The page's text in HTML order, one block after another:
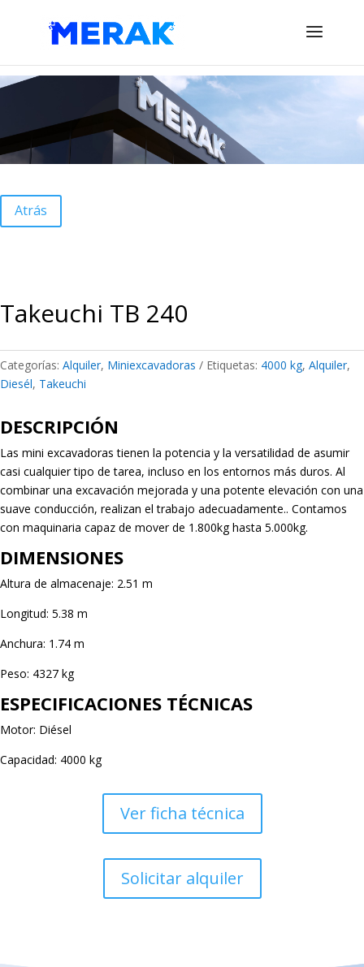
Atrás
Takeuchi TB 240
Categorías: Alquiler, Miniexcavadoras Etiquetas: 4000 kg, Alquiler,
Diesél, Takeuchi
DESCRIPCIÓN
Las mini excavadoras tienen la potencia y la versatilidad de asumir
casi cualquier tipo de tarea, incluso en los entornos más duros. Al
combinar una excavación mejorada y una potente elevación con una
suave conducción, realizan el trabajo adecuadamente.. Contamos
con maquinaria capaz de mover de 1.800kg hasta 5.000kg.
DIMENSIONES
Altura de almacenaje: 2.51 m
Longitud: 5.38 m
Anchura: 1.74 m
Peso: 4327 kg
ESPECIFICACIONES TÉCNICAS
Motor: Diésel
Capacidad: 4000 kg
Ver ficha técnica
Solicitar alquiler